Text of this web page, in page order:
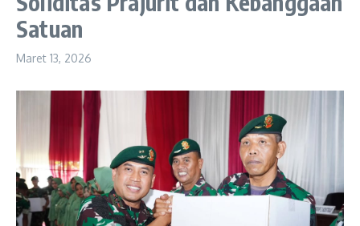
Satuan
Maret 13, 2026